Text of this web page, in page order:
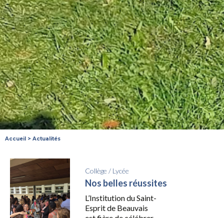
Accueil > Actualités
Collège / Lycée
Nos belles réussites
L’Institution du Saint-
Esprit de Beauvais